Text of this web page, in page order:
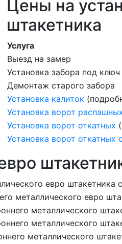
Цены на
штакетника
Услуга
Выезд на замер
Установка забора под ключ
Демонтаж старого забора
Установка калиток
Установка ворот
Установка ворот откатных
Установка ворот откатных